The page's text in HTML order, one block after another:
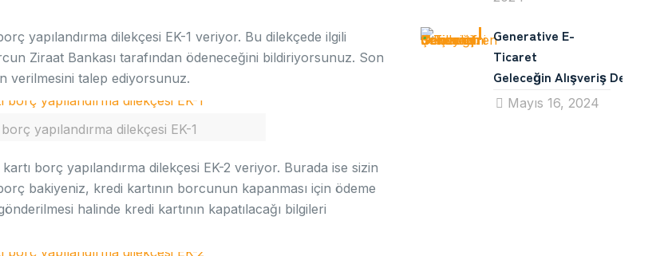
yapılandırma dilekçesi EK-1 veriyor. Bu dilekçede ilgili
Ziraat Bankası tarafından ödeneceğini bildiriyorsunuz. Son
verilmesini talep ediyorsunuz.
yapılandırma dilekçesi EK-1
borç yapılandırma dilekçesi EK-2 veriyor. Burada ise sizin
bakiyeniz, kredi kartının borcunun kapanması için ödeme
halinde kredi kartının kapatılacağı bilgileri
Generative E-
Ticaret
Geleceğin Alışveriş
Mayıs 16, 2024